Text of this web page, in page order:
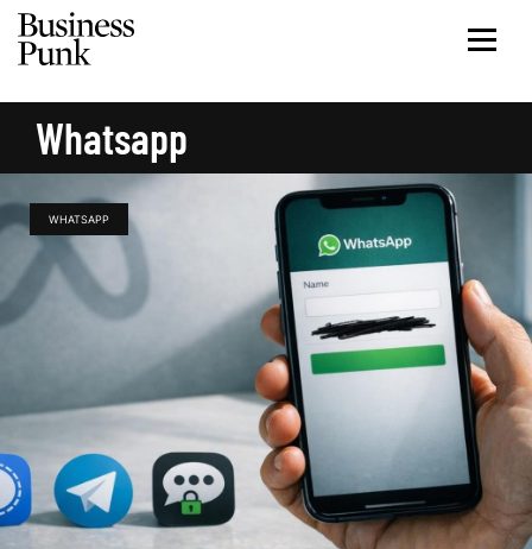
Whatsapp
WHATSAPP